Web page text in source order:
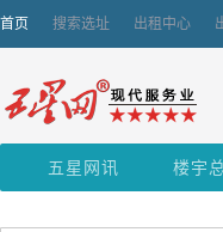
首页 搜索选址 出租中心
五星网讯 楼宇